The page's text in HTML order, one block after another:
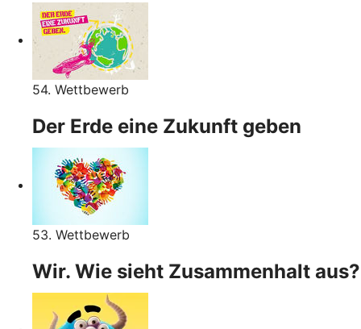
54. Wettbewerb
Der Erde eine Zukunft geben
53. Wettbewerb
Wir. Wie sieht Zusammenhalt aus?